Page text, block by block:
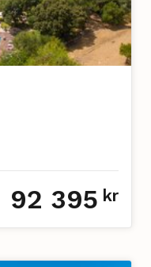
92 395 kr